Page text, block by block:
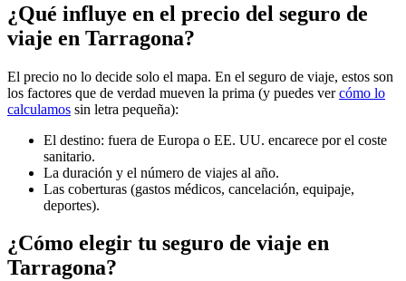
¿Qué influye en el precio del seguro de
viaje en Tarragona?
El precio no lo decide solo el mapa. En el seguro de viaje, estos son
los factores que de verdad mueven la prima (y puedes vercómo lo
calculamos sin letra pequeña):
El destino: fuera de Europa o EE. UU. encarece por el coste
sanitario.
La duración y el número de viajes al año.
Las coberturas (gastos médicos, cancelación, equipaje,
deportes).
¿Cómo elegir tu seguro de viaje en
Tarragona?